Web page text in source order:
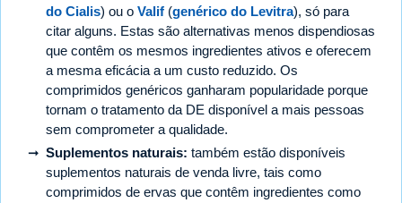
do Cialis) ou o Valif (genérico do Levitra), só para
citar alguns. Estas são alternativas menos dispendiosas
que contêm os mesmos ingredientes ativos e oferecem
a mesma eficácia a um custo reduzido. Os
comprimidos genéricos ganharam popularidade porque
tornam o tratamento da DE disponível a mais pessoas
sem comprometer a qualidade.
Suplementos naturais: também estão disponíveis
suplementos naturais de venda livre, tais como
comprimidos de ervas que contêm ingredientes como